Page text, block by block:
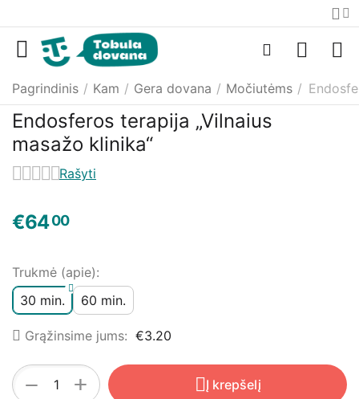
Pagrindinis / Kam / Gera dovana / Močiutėms /
Endosferos terapija „Vilnaius
masažo klinika“
Rašyti
€6400
Trukmė (apie):
30 min.
60 min.
Grąžinsime jums: €3.20
+
−
Į krepšelį